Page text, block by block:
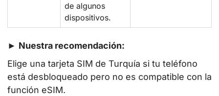
de algunos
dispositivos.
► Nuestra recomendación:
Elige una tarjeta SIM de Turquía si tu teléfono
está desbloqueado pero no es compatible con la
función eSIM.